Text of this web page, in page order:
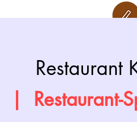
Restaurant
Restaurant-